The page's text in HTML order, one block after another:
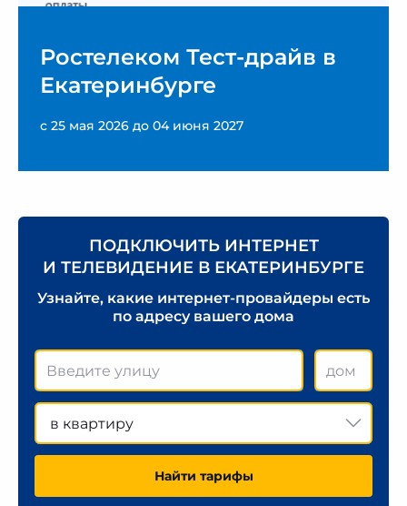
Ростелеком Тест-драйв в
Екатеринбурге
с 25 мая 2026 до 04 июня 2027
ПОДКЛЮЧИТЬ ИНТЕРНЕТ
И ТЕЛЕВИДЕНИЕ В ЕКАТЕРИНБУРГЕ
Узнайте, какие интернет-провайдеры есть
по адресу вашего дома
в квартиру
Найти тарифы